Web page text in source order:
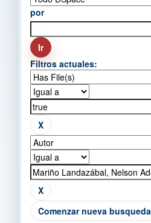
por
Filtros actuales:
Comenzar nueva busqueda